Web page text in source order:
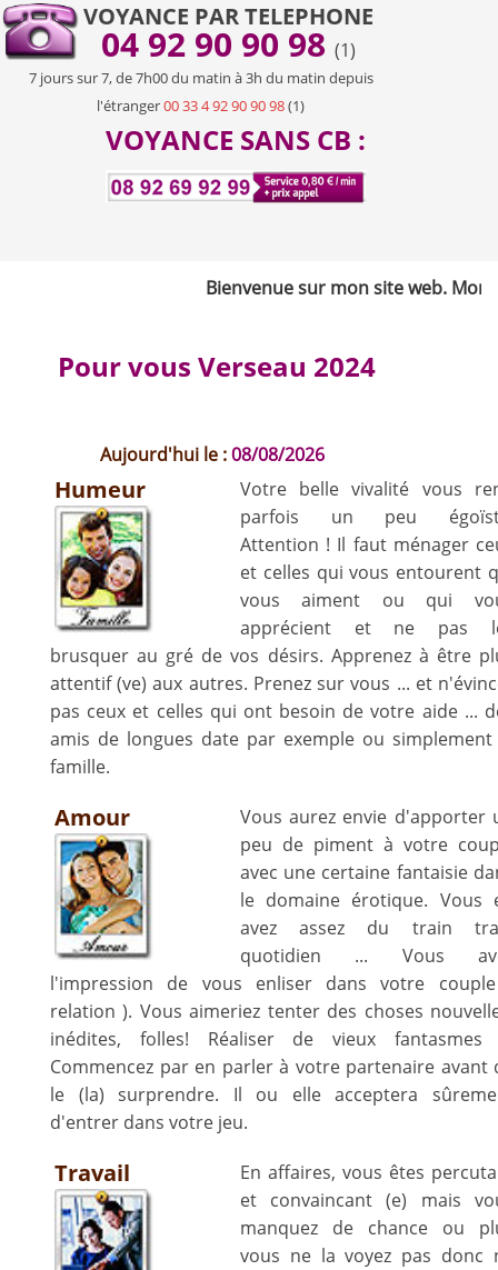
VOYANCE PAR TELEPHONE
04 92 90 90 98 (1)
7 jours sur 7, de 7h00 du matin à 3h du matin depuis
l'étranger00 33 4 92 90 90 98(1)
VOYANCE SANS CB :
Bienvenue sur mon site web. Mon
Aujourd'hui le :08/08/2026
Pour vous Verseau 2024
Humeur
Votre belle vivalité vous
parfois un peu
Attention ! Il faut ménager
et celles qui vous entourent
vous aiment ou qui
apprécient et ne pas
brusquer au gré de vos désirs. Apprenez à être
attentif (ve) aux autres. Prenez sur vous ... et
pas ceux et celles qui ont besoin de votre aide ...
amis de longues date par exemple ou simplement
famille.
Amour
Vous aurez envie d'apporter
peu de piment à votre
avec une certaine fantaisie
le domaine érotique. Vous
avez assez du train
quotidien ... Vous
l'impression de vous enliser dans votre
relation ). Vous aimeriez tenter des choses
inédites, folles! Réaliser de vieux fantasmes
Commencez par en parler à votre partenaire avant
le (la) surprendre. Il ou elle acceptera
d'entrer dans votre jeu.
Travail
En affaires, vous êtes
et convaincant (e) mais
manquez de chance ou
vous ne la voyez pas donc